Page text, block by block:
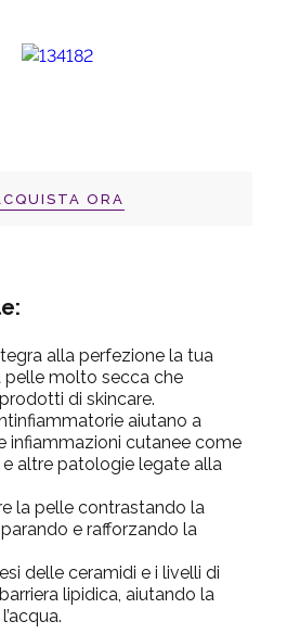
ORA
alla perfezione la tua
pelle molto secca che
di skincare.
aiutano a
infiammazioni cutanee come
altre patologie legate alla
la pelle contrastando la
e rafforzando la
delle ceramidi e i livelli di
lipidica, aiutando la